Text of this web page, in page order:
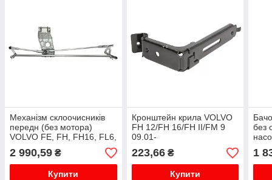
Механізм склоочисників
передн (без мотора)
VOLVO FE, FH, FH16, FL6,
FL7, FM, FM II, FM7, FMX,
N10, NH12 01.73-
2 990,59 ₴
Купити
Кронштейн крила VOLVO
FH 12/FH 16/FH II/FM 9
09.01-
223,66₴
Купити
без
1